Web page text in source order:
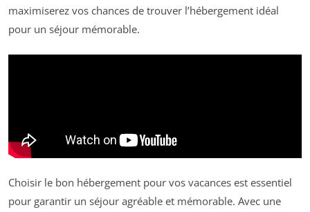
maximiserez vos chances de trouver l’hébergement idéal
pour un séjour mémorable.
Choisir le bon hébergement pour vos vacances est essentiel
pour garantir un séjour agréable et mémorable. Avec une